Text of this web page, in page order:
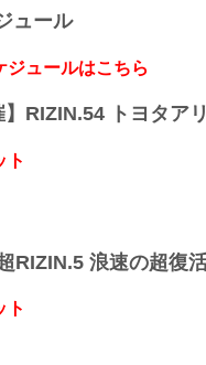
う。
ュール
ュールはこちら
】RIZIN.54 トヨタア
ト
RIZIN.5 浪速の超復
ト